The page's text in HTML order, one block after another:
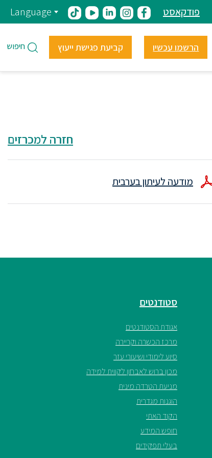
פודקאסט Language
הרשמו עכשיו קביעת פגישת ייעוץ חיפוש
חזרה למכרזים
מודעה לעיתון בערבית
סטודנטים
אגודת הסטודנטים
מרכז הכשרה וקריירה
סיוע לימודי ושיעורי עזר
מכון ברוש לאבחון לקווית למידה
מניעת הטרדה מינית
הוגנות מגדרית
הקוד האתי
חופש המידע
בעלי תפקידים